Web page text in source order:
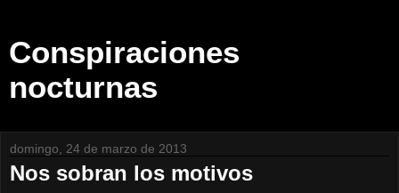
Conspiraciones
nocturnas
domingo, 24 de marzo de 2013
Nos sobran los motivos